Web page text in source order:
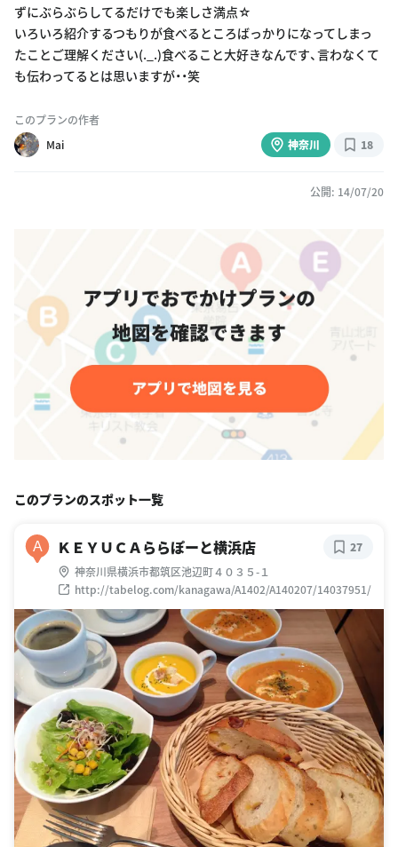
ずにぶらぶらしてるだけでも楽しさ満点☆
いろいろ紹介するつもりが食べるところばっかりになってしまっ
たことご理解ください(._.)食べること大好きなんです、言わなくて
も伝わってるとは思いますが・・笑
このプランの作者
Mai
神奈川 18
公開: 14/07/20
このプランのスポット一覧
A ＫＥＹＵＣＡららぽーと横浜店
神奈川県横浜市都筑区池辺町４０３５-１
http://tabelog.com/kanagawa/A1402/A140207/14037951/
27